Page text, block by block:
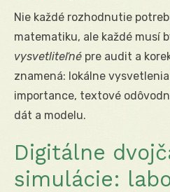
Nie každé rozhodnutie
matematiku, ale každé musí
vysvetliteľné pre audit a
znamená: lokálne
importance, textové
dát a modelu.
Digitálne
simulácie: